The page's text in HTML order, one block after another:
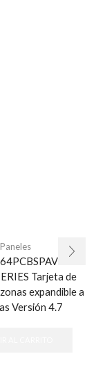
Paneles
–
Tarjeta de
expandible a
Versión 4.7